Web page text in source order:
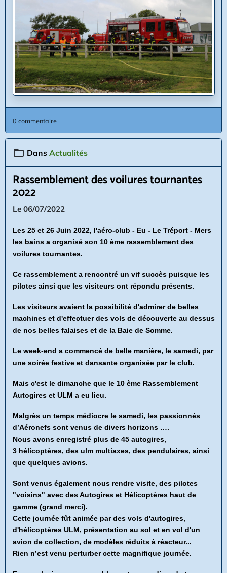
0 commentaire
Dans Actualités
Rassemblement des voilures tournantes
2022
Le 06/07/2022
Les 25 et 26 Juin 2022, l'aéro-club - Eu - Le Tréport - Mers
les bains a organisé son 10 ème rassemblement des
voilures tournantes.
Ce rassemblement a rencontré un vif succès puisque les
pilotes ainsi que les visiteurs ont répondu présents.
Les visiteurs avaient la possibilité d'admirer de belles
machines et d'effectuer des vols de découverte au dessus
de nos belles falaises et de la Baie de Somme.
Le week-end a commencé de belle manière, le samedi, par
une soirée festive et dansante organisée par le club.
Mais c'est le dimanche que le 10 ème Rassemblement
Autogires et ULM a eu lieu.
Malgrès un temps médiocre le samedi, les passionnés
d’Aéronefs sont venus de divers horizons ….
Nous avons enregistré plus de 45 autogires,
3 hélicoptères, des ulm multiaxes, des pendulaires, ainsi
que quelques avions.
Sont venus également nous rendre visite, des pilotes
"voisins" avec des Autogires et Hélicoptères haut de
gamme (grand merci).
Cette journée fût animée par des vols d'autogires,
d'hélicoptères ULM, présentation au sol et en vol d'un
avion de collection, de modèles réduits à réacteur...
Rien n’est venu perturber cette magnifique journée.